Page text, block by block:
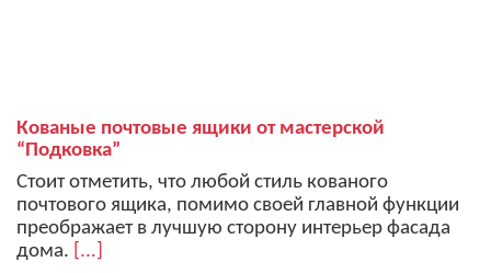
Кованые почтовые ящики от мастерской
“Подковка”
Стоит отметить, что любой стиль кованого
почтового ящика, помимо своей главной функции
преображает в лучшую сторону интерьер фасада
дома.
[...]